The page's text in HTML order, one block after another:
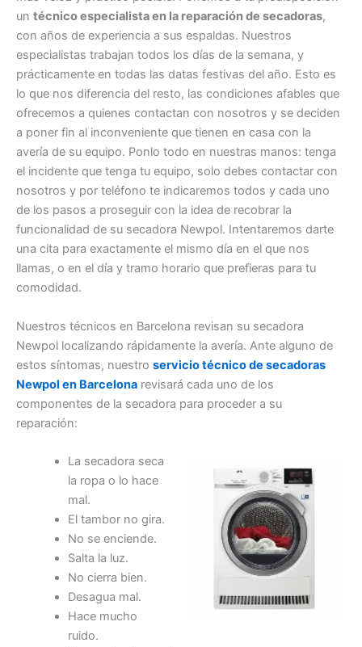
un técnico especialista en la reparación de secadoras,
con años de experiencia a sus espaldas. Nuestros
especialistas trabajan todos los días de la semana, y
prácticamente en todas las datas festivas del año. Esto es
lo que nos diferencia del resto, las condiciones afables que
ofrecemos a quienes contactan con nosotros y se deciden
a poner fin al inconveniente que tienen en casa con la
avería de su equipo. Ponlo todo en nuestras manos: tenga
el incidente que tenga tu equipo, solo debes contactar con
nosotros y por teléfono te indicaremos todos y cada uno
de los pasos a proseguir con la idea de recobrar la
funcionalidad de su secadora Newpol. Intentaremos darte
una cita para exactamente el mismo día en el que nos
llamas, o en el día y tramo horario que prefieras para tu
comodidad.
Nuestros técnicos en Barcelona revisan su secadora
Newpol localizando rápidamente la avería. Ante alguno de
estos síntomas, nuestro servicio técnico de secadoras
Newpol en Barcelona revisará cada uno de los
componentes de la secadora para proceder a su
reparación:
La secadora seca
la ropa o lo hace
mal.
El tambor no gira.
No se enciende.
Salta la luz.
No cierra bien.
Desagua mal.
Hace mucho
ruido.